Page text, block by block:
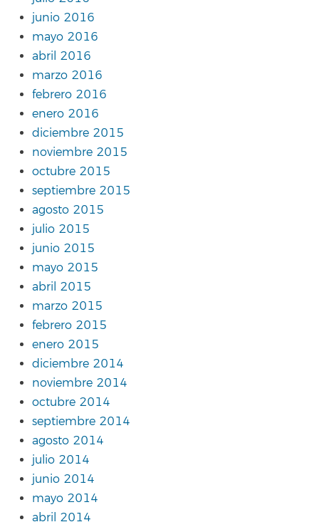
junio 2016
mayo 2016
abril 2016
marzo 2016
febrero 2016
enero 2016
diciembre 2015
noviembre 2015
octubre 2015
septiembre 2015
agosto 2015
julio 2015
junio 2015
mayo 2015
abril 2015
marzo 2015
febrero 2015
enero 2015
diciembre 2014
noviembre 2014
octubre 2014
septiembre 2014
agosto 2014
julio 2014
junio 2014
mayo 2014
abril 2014